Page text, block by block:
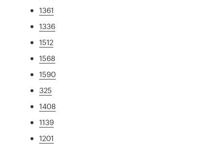
1361
1336
1512
1568
1590
325
1408
1139
1201